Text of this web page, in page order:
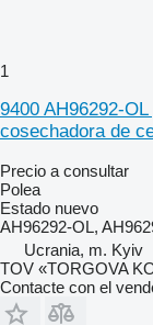
1
9400 AH96292-
cosechadora de
Precio a consultar
Polea
Estado nuevo
AH96292-OL,
Ucrania, m. Kyiv
TOV «TORGOVA
Contacte con el